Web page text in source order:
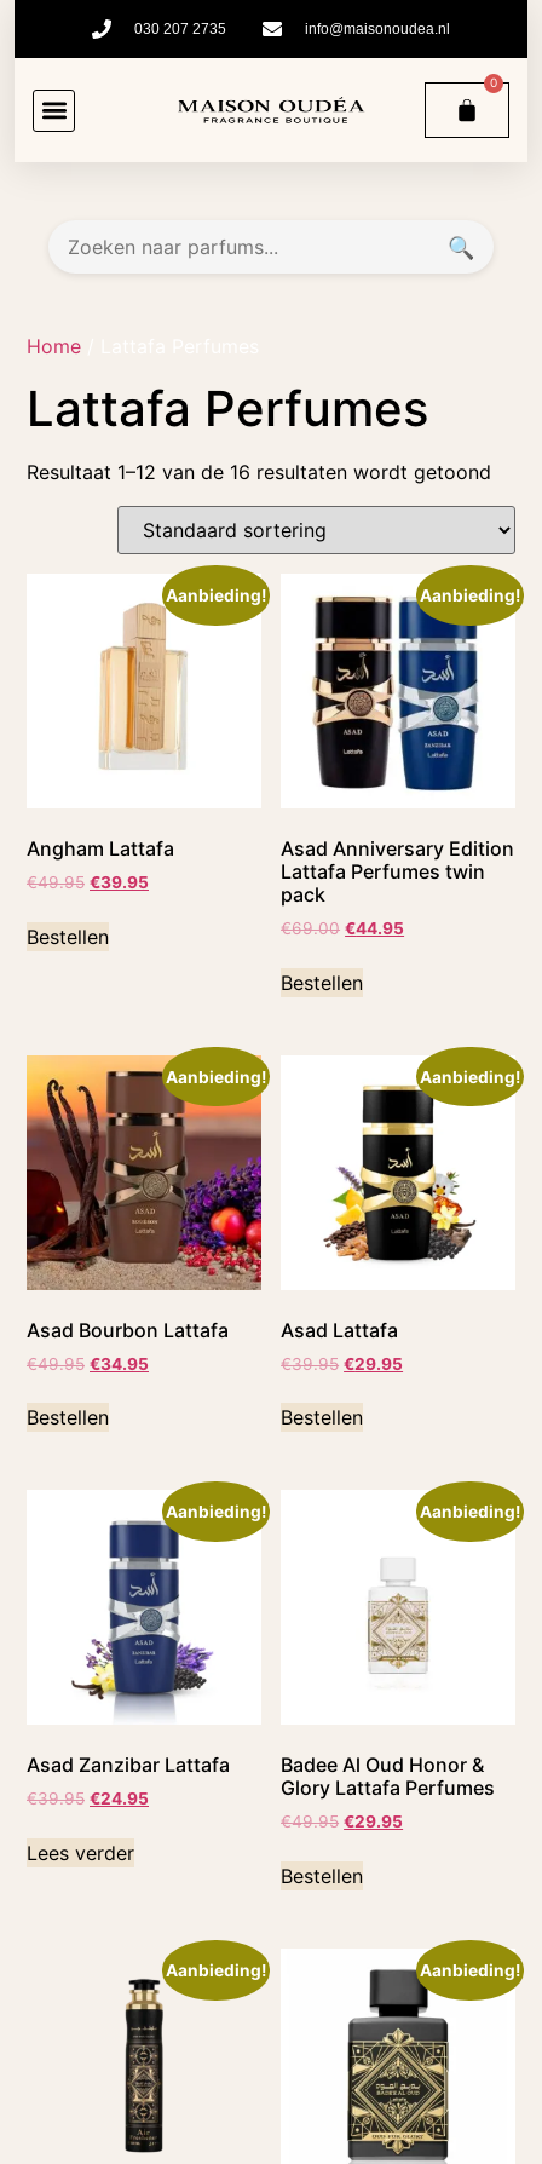
030 207 2735 info@maisonoudea.nl
0
🔍
Home
Lattafa Perfumes
Resultaat 1–12 van de 16 resultaten wordt getoond
Aanbieding!
Angham Lattafa
€49.95 €39.95
Bestellen
Aanbieding!
Asad Anniversary Edition
Lattafa Perfumes twin
pack
€69.00 €44.95
Bestellen
Aanbieding!
Asad Bourbon Lattafa
€49.95 €34.95
Bestellen
Aanbieding!
Asad Lattafa
€39.95 €29.95
Bestellen
Aanbieding!
Asad Zanzibar Lattafa
€39.95 €24.95
Lees verder
Aanbieding!
Badee Al Oud Honor &
Glory Lattafa Perfumes
€49.95 €29.95
Bestellen
Aanbieding! Aanbieding!